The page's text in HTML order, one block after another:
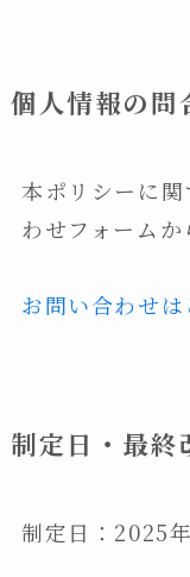
個人情報の問
本ポリシーに
わせフォームか
お問い合わせは
制定日・最終
制定日：2025